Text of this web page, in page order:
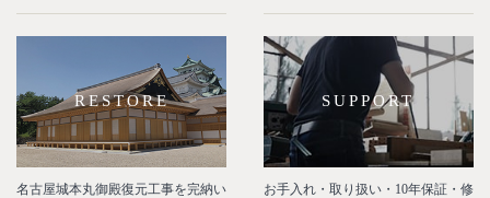
RESTORE
名古屋城本丸御殿復元工事を完納い
SUPPORT
お手入れ・取り扱い・10年保証・修